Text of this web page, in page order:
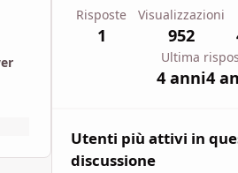
Risposte
1
Visualizzazioni
952
Ultima
4 anni4
Utenti più attivi in
discussione